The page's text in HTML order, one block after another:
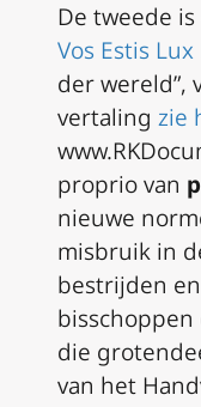
De tweede
Vos Estis
der wereld”,
vertaling zie
propriovan
nieuwe
misbruik in
bestrijden
die
van het